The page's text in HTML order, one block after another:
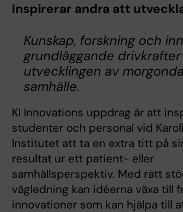
Inspirerar andra att
Kunskap, forskning och
grundläggande
utvecklingen av
samhälle.
KI Innovations uppdrag är att
studenter och personal vid
Institutet att ta en extra titt på
resultat ur ett patient- eller
samhällsperspektiv. Med rätt
vägledning kan idéerna växa till
innovationer som kan hjälpa till